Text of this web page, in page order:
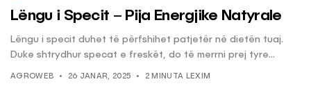
Lëngu i Specit – Pija Energjike Natyrale
Lëngu i specit duhet të përfshihet patjetër në dietën tuaj.
Duke shtrydhur specat e freskët, do të merrni prej tyre...
AGROWEB 26 JANAR, 2025 2 MINUTA LEXIM